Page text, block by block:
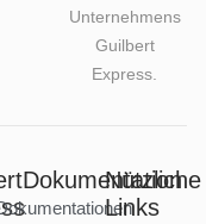
Unternehmens
Guilbert
Express.
Dokumentation
Nützliche
Links